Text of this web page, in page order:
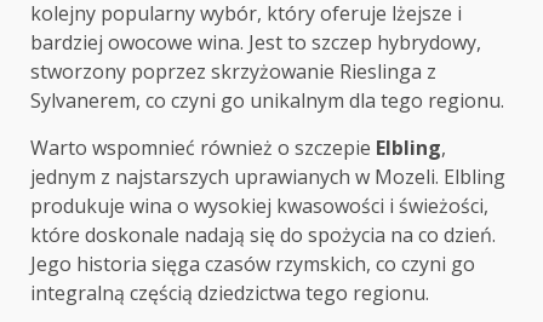
kolejny popularny wybór, który oferuje lżejsze i
bardziej owocowe wina. Jest to szczep hybrydowy,
stworzony poprzez skrzyżowanie Rieslinga z
Sylvanerem, co czyni go unikalnym dla tego regionu.
Warto wspomnieć również o szczepie Elbling,
jednym z najstarszych uprawianych w Mozeli. Elbling
produkuje wina o wysokiej kwasowości i świeżości,
które doskonale nadają się do spożycia na co dzień.
Jego historia sięga czasów rzymskich, co czyni go
integralną częścią dziedzictwa tego regionu.